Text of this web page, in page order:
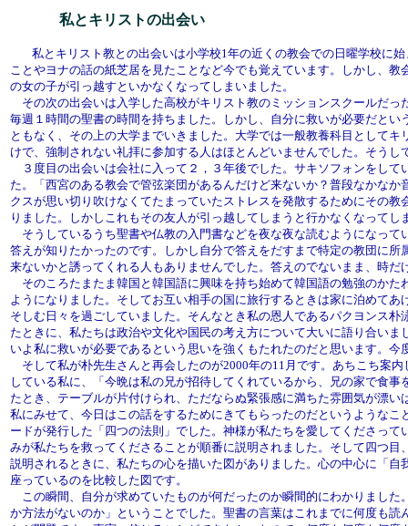
私とキリストの出会い
私とキリスト教との出会いは小学校1年の近くの教会での日曜学校に
ことやヨナの話の紙芝居を見たことなど今でも覚えています。しかし、教
の女の子が引っ越すといかなくなってしまいました。
その次の出会いは入学した高校がキリスト教のミッションスクールだっ
毎週１時間の聖書の時間を持ちました。しかし、自分に救いが必要だとい
ともなく、その上の大学までいきました。大学では一般教養科目としてキ
けで、強制されない礼拝に参加する人はほとんどいませんでした。そうし
３度目の出会いは会社に入って２，３年後でした。サキソフォンをして
た。「西宮のある教会で管弦楽団があるんだけど来ないか？普段なかな
クスが思い切り吹けなくてたまっていたストレスを発散するためにその
りました。しかしこれもその友人が引っ越してしまうと行かなくなってし
そうしているうち聖書や仏教の入門書などを夜な夜な読むようになって
答えが知りたかったのです。しかし自分で答えをだすまで特定の教団に
来ないかと誘ってくれる人もありませんでした。答えのでないまま、時だ
そのころたまたま韓国と韓国語に興味を持ち始めて韓国語の勉強のかた
ようになりました。そしてお互い相手の国に旅行するときは家に泊めて
そしむ日々を過ごしていました。そんなとき私の恩人であるパクヨンス
たときに、私たちは政治や文化や国民の考え方について大いに語り合い
いよ私に救いが必要であるという思いを強くもたれたのだと思います。
そして私が朴先生さんと再会したのが2000年の11月です。あちこち案
している私に、「今晩は私の兄が招待してくれているから、兄の家で食
たとき、テーブルが片付けられ、ただならぬ緊張感に満ちた雰囲気が漂
私にみせて、今日はこの話をするためにきてもらったのだというような
ードが発行した「四つの法則」でした。神様が私たちを愛してくださっ
みが私たちを救ってくださることが順番に説明されました。そして四つ
説明されるときに、私たちの心を描いた図がありました。心の中心に「
座っているのを比較した図です。
この瞬間、自分が求めていたものが何だったのか瞬間的にわかりました
か方法がないのか」ということでした。聖書の言葉はこれまでに何度も